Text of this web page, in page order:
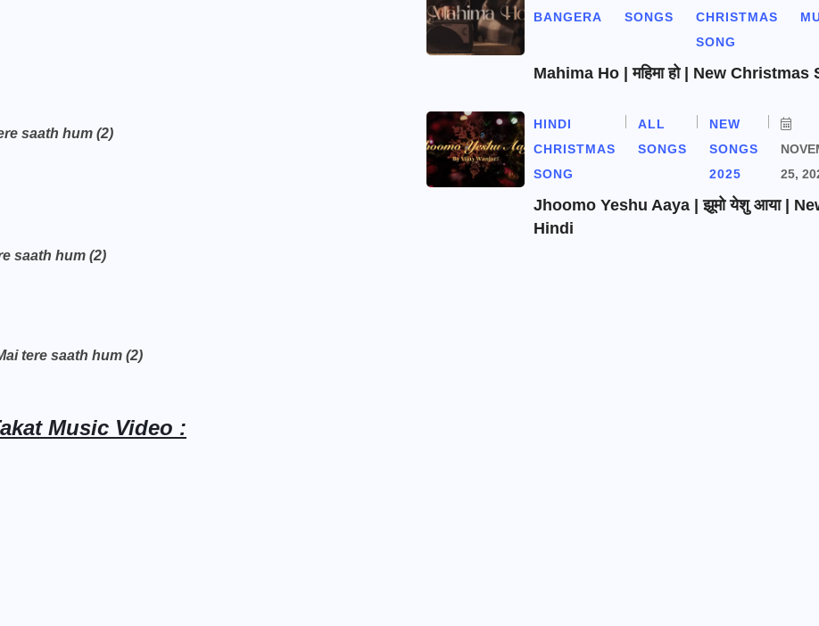
saath hum (2)
saath hum (2)
tere saath hum (2)
Music Video :
BANGERA
SONGS
CHRISTMAS
SONG
Mahima Ho | महिमा हो | New Christmas
HINDI
CHRISTMAS
SONG
ALL
SONGS
NEW
SONGS
2025
25,
Jhoomo Yeshu Aaya | झूमो येशु आया |
Hindi